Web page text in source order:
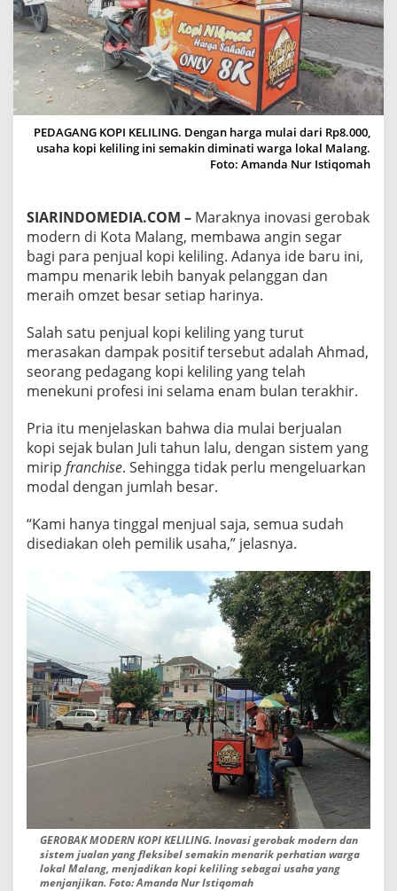
N
,
P
E
N
J
U
A
L
K
O
K
E
L
I
L
I
G
D
I
M
A
A
N
G
R
H
O
M
E
T
B
A
R
PEDAGANG KOPI KELILING. Dengan harga mulai dari Rp8.000,
usaha kopi keliling ini semakin diminati warga lokal Malang.
Foto: Amanda Nur Istiqomah
SIARINDOMEDIA.COM – Maraknya inovasi gerobak
modern di Kota Malang, membawa angin segar
bagi para penjual kopi keliling. Adanya ide baru ini,
mampu menarik lebih banyak pelanggan dan
meraih omzet besar setiap harinya.
Salah satu penjual kopi keliling yang turut
merasakan dampak positif tersebut adalah Ahmad,
seorang pedagang kopi keliling yang telah
menekuni profesi ini selama enam bulan terakhir.
Pria itu menjelaskan bahwa dia mulai berjualan
kopi sejak bulan Juli tahun lalu, dengan sistem yang
mirip franchise. Sehingga tidak perlu mengeluarkan
modal dengan jumlah besar.
“Kami hanya tinggal menjual saja, semua sudah
disediakan oleh pemilik usaha,” jelasnya.
GEROBAK MODERN KOPI KELILING. Inovasi gerobak modern dan
sistem jualan yang fleksibel semakin menarik perhatian warga
lokal Malang, menjadikan kopi keliling sebagai usaha yang
menjanjikan. Foto: Amanda Nur Istiqomah